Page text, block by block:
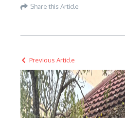
Share this Article
Previous Article